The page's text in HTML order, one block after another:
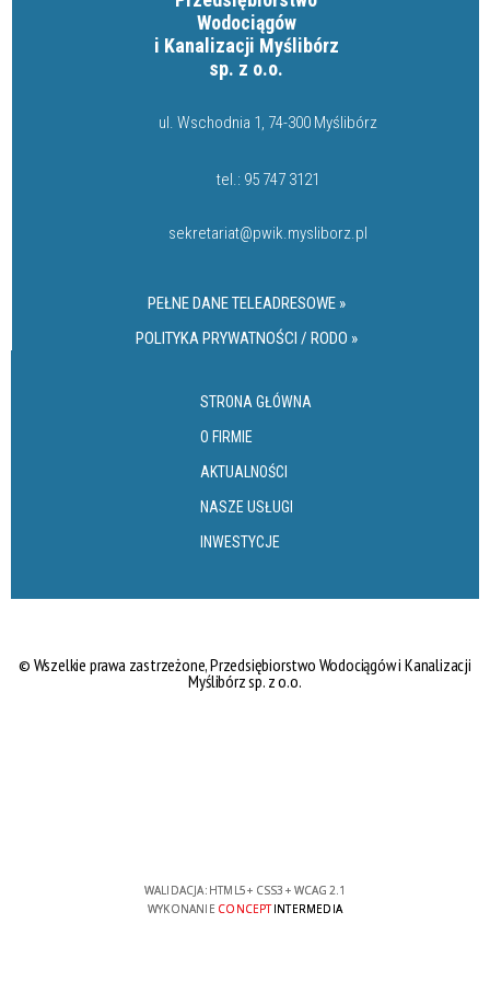
Wodociągów
i Kanalizacji Myślibórz
sp. z o.o.
ul. Wschodnia 1, 74-300 Myślibórz
tel.: 95 747 3121
sekretariat@pwik.mysliborz.pl
PEŁNE DANE TELEADRESOWE »
POLITYKA PRYWATNOŚCI / RODO »
STRONA GŁÓWNA
O FIRMIE
AKTUALNOŚCI
NASZE USŁUGI
INWESTYCJE
© Wszelkie prawa zastrzeżone,Przedsiębiorstwo Wodociągów i Kanalizacji
Myślibórz sp. z o.o.
WALIDACJA: HTML5+ CSS3 + WCAG 2.1
WYKONANIE CONCEPTINTERMEDIA